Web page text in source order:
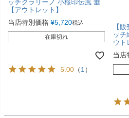
ッチクラリーノ 小桜印伝風 垂
【アウトレット】
当店特別価格 ¥5,720税込
在庫切れ
5.00 （1 ）
【
ッチ
ウト
当店